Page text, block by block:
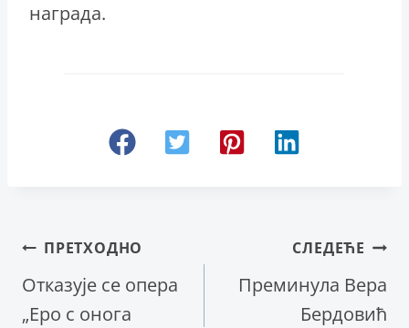
награда.
Кретање
чланка
ПРЕТХОДНО
Отказује се опера
„Еро с онога
СЛЕДЕЋЕ
Преминула Вера
Бердовић